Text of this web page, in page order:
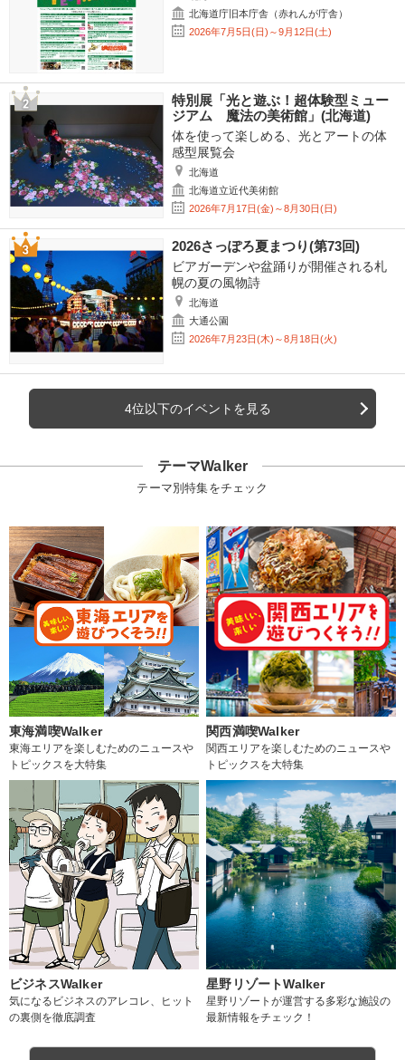
北海道庁旧本庁舎（赤れんが庁舎）
2026年7月5日(日)～9月12日(土)
特別展「光と遊ぶ！超体験型ミュー
ジアム 魔法の美術館」(北海道)
体を使って楽しめる、光とアートの体
感型展覧会
北海道
北海道立近代美術館
2026年7月17日(金)～8月30日(日)
2026さっぽろ夏まつり(第73回)
ビアガーデンや盆踊りが開催される札
幌の夏の風物詩
北海道
大通公園
2026年7月23日(木)～8月18日(火)
4位以下のイベントを見る
テーマWalker
テーマ別特集をチェック
東海満喫Walker
東海エリアを楽しむためのニュースや
トピックスを大特集
関西満喫Walker
関西エリアを楽しむためのニュースや
トピックスを大特集
ビジネスWalker
気になるビジネスのアレコレ、ヒット
の裏側を徹底調査
星野リゾートWalker
星野リゾートが運営する多彩な施設の
最新情報をチェック！